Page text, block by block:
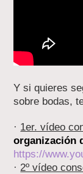
Y si quieres
sobre bodas,
· 1er. vídeo
organización
https://
· 2º vídeo